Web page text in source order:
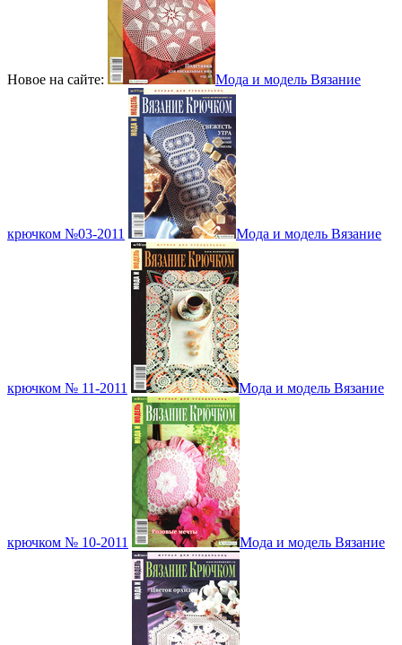
Новое на сайте: Мода и модель Вязание
крючком №03-2011 Мода и модель Вязание
крючком № 11-2011 Мода и модель Вязание
крючком № 10-2011 Мода и модель Вязание